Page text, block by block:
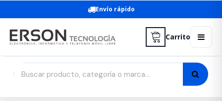
Envío rápido
Carrito